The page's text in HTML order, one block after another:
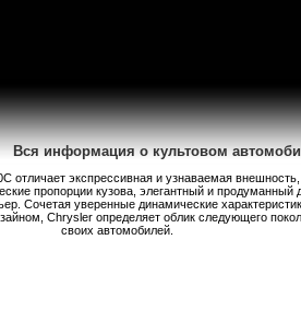
Вся информация о культовом
отличает экспрессивная и узнаваемая внешность,
пропорции кузова, элегантный и продуманный
Сочетая уверенные динамические
Chrysler определяет облик следующего
своих автомобилей.